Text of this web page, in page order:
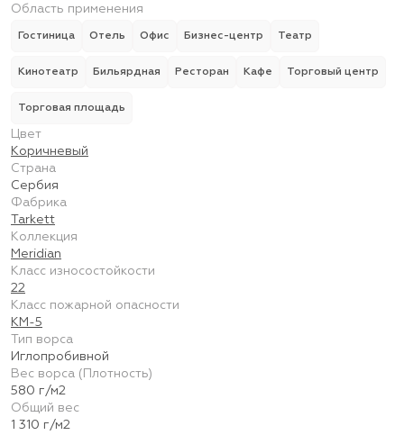
Область применения
Гостиница Отель Офис Бизнес-центр Театр
Кинотеатр Бильярдная Ресторан Кафе Торговый центр
Торговая площадь
Цвет
Коричневый
Страна
Сербия
Фабрика
Tarkett
Коллекция
Meridian
Класс износостойкости
22
Класс пожарной опасности
КМ-5
Тип ворса
Иглопробивной
Вес ворса (Плотность)
580 г/м2
Общий вес
1 310 г/м2